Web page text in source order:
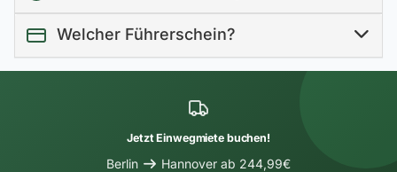
Welcher Führerschein?
Jetzt Einwegmiete buchen!
Berlin Hannover ab 244,99€